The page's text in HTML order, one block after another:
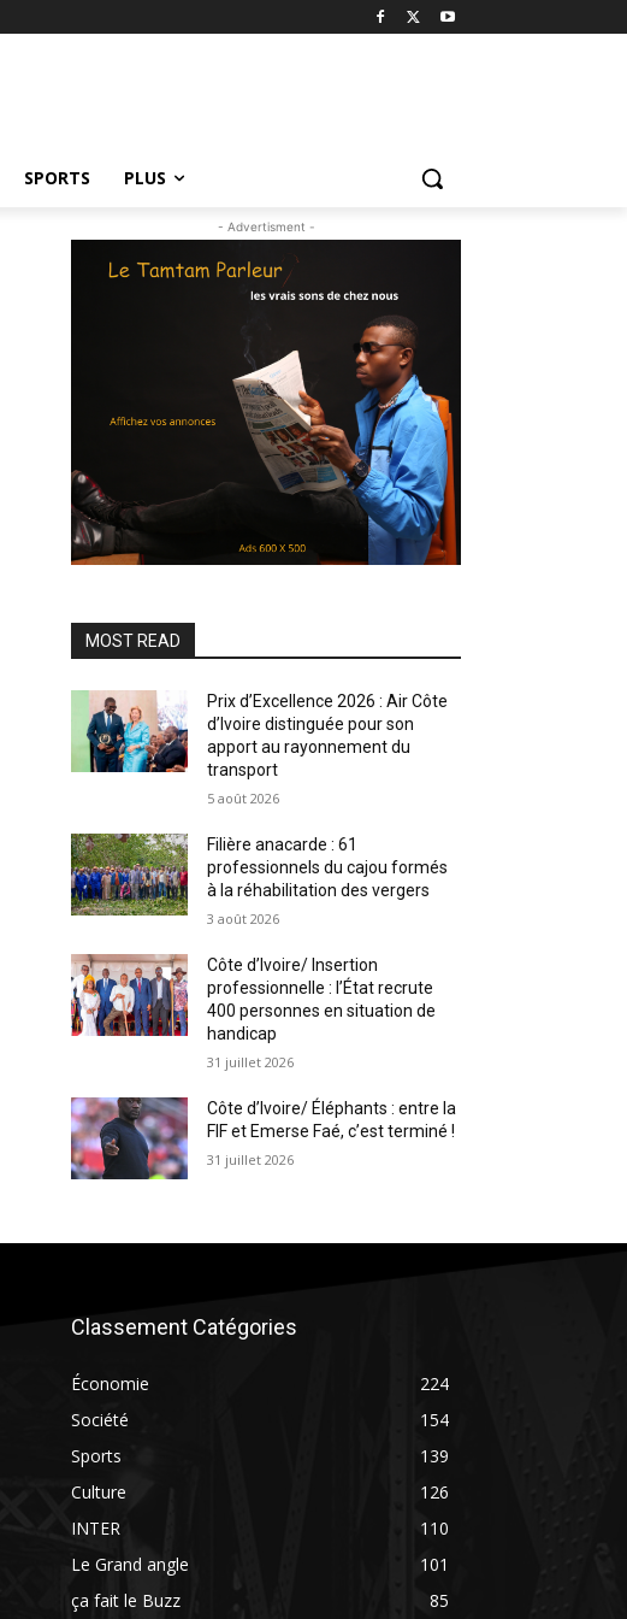
SPORTS PLUS
- Advertisment -
MOST READ
Prix d’Excellence 2026 : Air Côte
d’Ivoire distinguée pour son
apport au rayonnement du
transport
5 août 2026
Filière anacarde : 61
professionnels du cajou formés
à la réhabilitation des vergers
3 août 2026
Côte d’Ivoire/ Insertion
professionnelle : l’État recrute
400 personnes en situation de
handicap
31 juillet 2026
Côte d’Ivoire/ Éléphants : entre la
FIF et Emerse Faé, c’est terminé !
31 juillet 2026
Classement Catégories
Économie
224
Société
154
Sports
139
Culture
126
INTER
110
Le Grand angle
101
ça fait le Buzz
85